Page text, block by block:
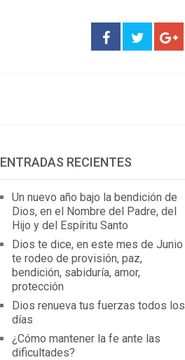
ENTRADAS RECIENTES
Un nuevo año bajo la bendición de
Dios, en el Nombre del Padre, del
Hijo y del Espíritu Santo
Dios te dice, en este mes de Junio
te rodeo de provisión, paz,
bendición, sabiduría, amor,
protección
Dios renueva tus fuerzas todos los
días
¿Cómo mantener la fe ante las
dificultades?